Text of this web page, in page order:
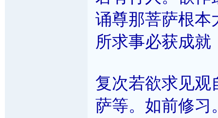
诵尊那菩萨根本
所求事必获成就
复次若欲求见观
萨等。如前修习